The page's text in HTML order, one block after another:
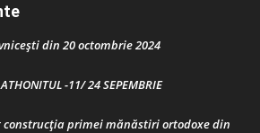
din 20 octombrie 2024
-11/ 24 SEPEMBRIE
construcţia primei mănăstiri ortodoxe din